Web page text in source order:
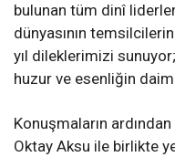
bulunan tüm dinî
dünyasının
yıl dileklerimizi
huzur ve esenliğin
Konuşmaların
Oktay Aksu ile birlikte